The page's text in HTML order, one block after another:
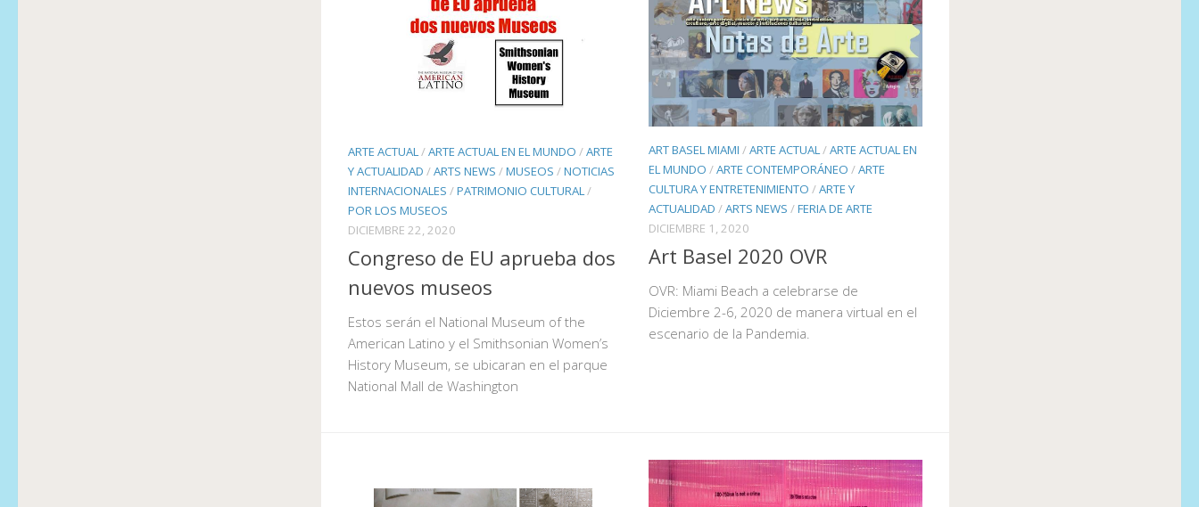
ARTE ACTUAL/ARTE ACTUAL EN EL MUNDO /ARTE
Y ACTUALIDAD /ARTS NEWS /MUSEOS /NOTICIAS
INTERNACIONALES /PATRIMONIO CULTURAL/
POR LOS MUSEOS
DICIEMBRE 22, 2020
Congreso de EU aprueba dos
nuevos museos
Estos serán el National Museum of the
American Latino y el Smithsonian Women’s
History Museum, se ubicaran en el parque
National Mall de Washington
ART BASEL MIAMI /ARTE ACTUAL/ARTE ACTUAL EN
EL MUNDO /ARTE CONTEMPORÁNEO /ARTE
CULTURA Y ENTRETENIMIENTO /ARTE Y
ACTUALIDAD /ARTS NEWS /FERIA DE ARTE
DICIEMBRE 1, 2020
Art Basel 2020 OVR
OVR: Miami Beach a celebrarse de
Diciembre 2-6, 2020 de manera virtual en el
escenario de la Pandemia.